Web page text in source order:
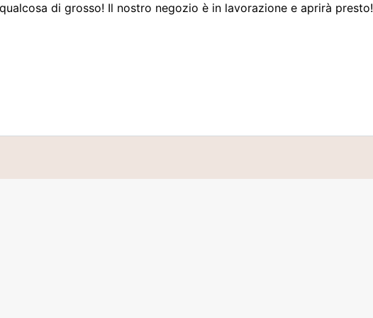
di grosso! Il nostro negozio è in lavorazione e aprirà presto!